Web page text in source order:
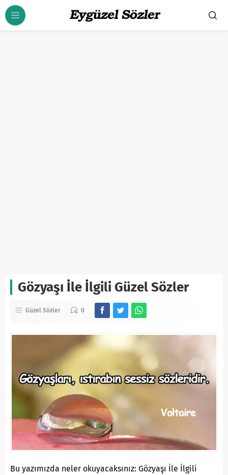
Gözyaşı İle İlgili Güzel Sözler
Güzel Sözler 0
Bu yazımızda neler okuyacaksınız: Gözyaşı İle İlgili